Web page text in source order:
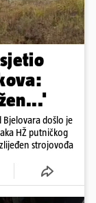
Bjelovara došlo je
HŽ putničkog
strojovođa